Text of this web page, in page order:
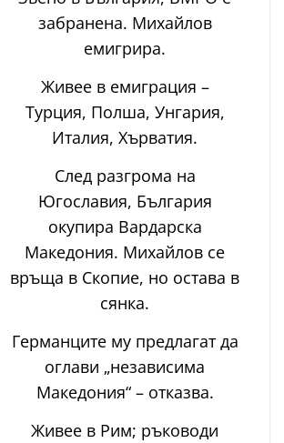
забранена. Михайлов
емигрира.
Живее в емиграция –
Турция, Полша, Унгария,
Италия, Хърватия.
След разгрома на
Югославия, България
окупира Вардарска
Македония. Михайлов се
връща в Скопие, но остава в
сянка.
Германците му предлагат да
оглави „независима
Македония“ – отказва.
Живее в Рим; ръководи